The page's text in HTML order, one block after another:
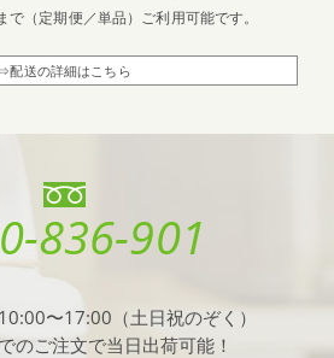
（定期便／単品）ご利用可能です。
配送の詳細はこちら
836-901
〜17:00（土日祝のぞく）
のご注文で当日出荷可能！